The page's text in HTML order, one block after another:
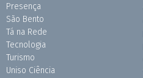
Presença
São Bento
Tá na Rede
Tecnologia
Turismo
Uniso Ciência